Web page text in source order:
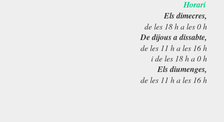
Horari
Els dimecres,
de les 18 h a les 0 h
De dijous a dissabte,
de les 11 h a les 16 h
i de les 18 h a 0 h
Els diumenges,
de les 11 h a les 16 h